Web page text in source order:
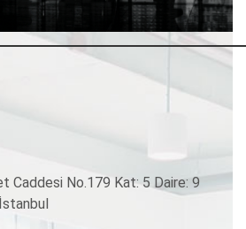
Caddesi No.179 Kat: 5 Daire: 9